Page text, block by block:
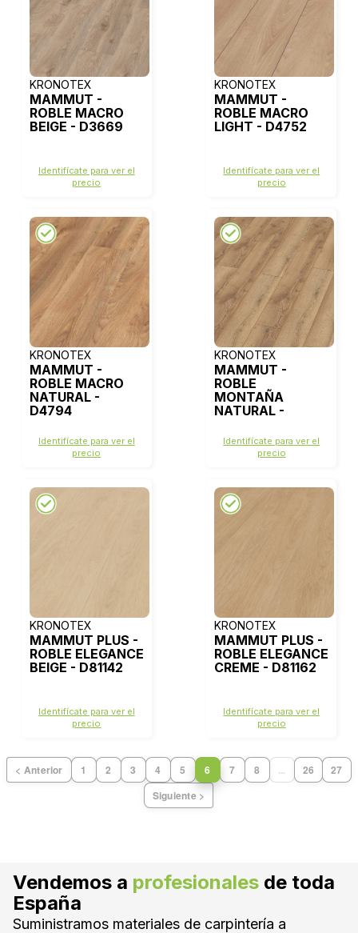
KRONOTEX
MAMMUT -
ROBLE MACRO
BEIGE - D3669
Identifícate para ver el
precio
KRONOTEX
MAMMUT -
ROBLE MACRO
LIGHT - D4752
Identifícate para ver el
precio
KRONOTEX
MAMMUT -
ROBLE MACRO
NATURAL -
D4794
Identifícate para ver el
precio
KRONOTEX
MAMMUT -
ROBLE
MONTAÑA
NATURAL -
Identifícate para ver el
precio
KRONOTEX
MAMMUT PLUS -
ROBLE ELEGANCE
BEIGE - D81142
Identifícate para ver el
precio
KRONOTEX
MAMMUT PLUS -
ROBLE ELEGANCE
CREME - D81162
Identifícate para ver el
precio
< Anterior 1 2 3 4 5 6 7 8 ... 26
27
Siguiente >
Vendemos a profesionales de toda
España
Suministramos materiales de carpintería a